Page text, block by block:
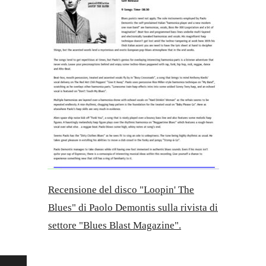
Recensione del disco "Loopin' The
Blues" di Paolo Demontis sulla rivista di
settore "Blues Blast Magazine".